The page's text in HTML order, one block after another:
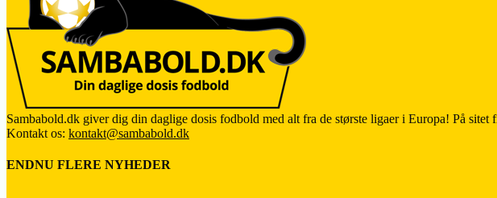
Sambabold.dk giver dig din daglige dosis fodbold med alt fra de største ligaer i Europa! På
Kontakt os: kontakt@sambabold.dk
ENDNU FLERE NYHEDER